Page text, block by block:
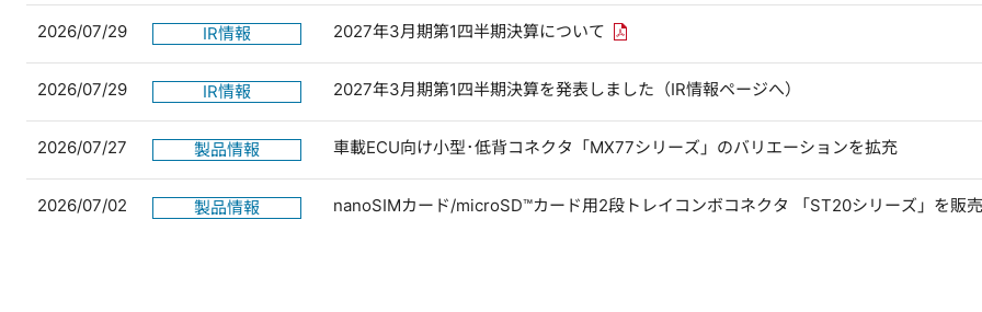
2026/07/29 IR情報 2027年3月期第1四半期決算について PDFリンクを新しいウィンドウで開きます
2026/07/29 IR情報 2027年3月期第1四半期決算を発表しました（IR情報ページへ）
2026/07/27 製品情報 車載ECU向け小型･低背コネクタ「MX77シリーズ」のバリエーションを拡充
2026/07/02 製品情報 nanoSIMカード/microSD™カード用2段トレイコンボコネクタ 「ST20シリーズ」を販